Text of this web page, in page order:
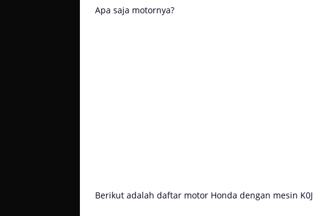
Apa saja motornya?
Berikut adalah daftar motor Honda dengan mesin K0J